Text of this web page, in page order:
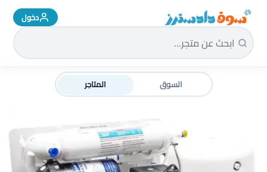
سوق دادسترز الرئيسية دخول
السوق المتاجر